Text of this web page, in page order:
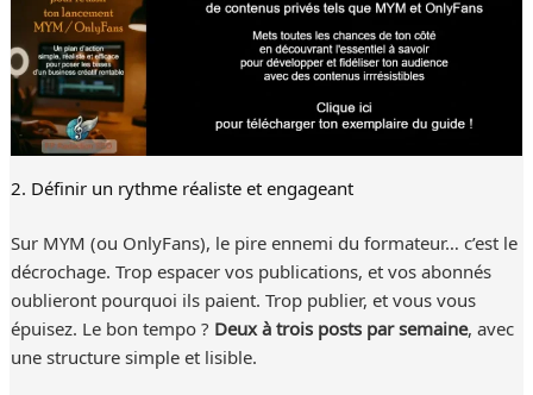
2. Définir un rythme réaliste et engageant
Sur MYM (ou OnlyFans), le pire ennemi du formateur… c’est le
décrochage. Trop espacer vos publications, et vos abonnés
oublieront pourquoi ils paient. Trop publier, et vous vous
épuisez. Le bon tempo ? Deux à trois posts par semaine, avec
une structure simple et lisible.